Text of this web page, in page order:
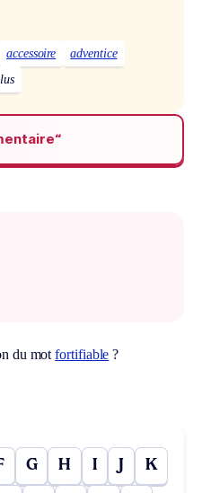
accessoire
adventice
du motfortifiable ?
G H I J K